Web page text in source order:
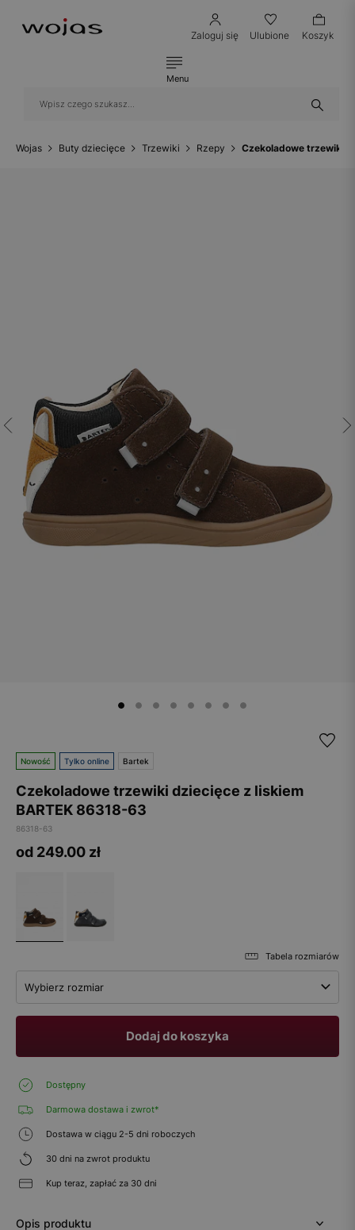
Zaloguj się Ulubione Koszyk
Menu
Wojas Buty dziecięce Trzewiki Rzepy Czekoladowe trzewiki
Nowość Tylko online Bartek
Czekoladowe trzewiki dziecięce z liskiem
BARTEK 86318-63
86318-63
od 249.00 zł
Tabela rozmiarów
Wybierz rozmiar
Dodaj do koszyka
Dostępny
Darmowa dostawa i zwrot*
Dostawa w ciągu 2-5 dni roboczych
30 dni na zwrot produktu
Kup teraz, zapłać za 30 dni
Opis produktu